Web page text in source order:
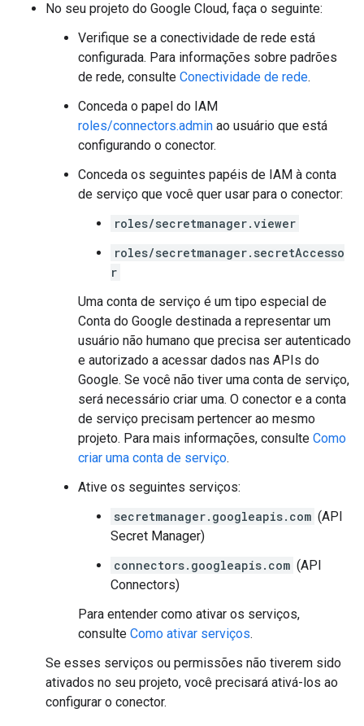
No seu projeto do Google Cloud, faça o seguinte:
Verifique se a conectividade de rede está
configurada. Para informações sobre padrões
de rede, consulte Conectividade de rede.
Conceda o papel do IAM
roles/connectors.admin ao usuário que está
configurando o conector.
Conceda os seguintes papéis de IAM à conta
de serviço que você quer usar para o conector:
roles/secretmanager.viewer
roles/secretmanager.secretAccesso
r
Uma conta de serviço é um tipo especial de
Conta do Google destinada a representar um
usuário não humano que precisa ser autenticado
e autorizado a acessar dados nas APIs do
Google. Se você não tiver uma conta de serviço,
será necessário criar uma. O conector e a conta
de serviço precisam pertencer ao mesmo
projeto. Para mais informações, consulte Como
criar uma conta de serviço.
Ative os seguintes serviços:
secretmanager.googleapis.com (API
Secret Manager)
connectors.googleapis.com (API
Connectors)
Para entender como ativar os serviços,
consulte Como ativar serviços.
Se esses serviços ou permissões não tiverem sido
ativados no seu projeto, você precisará ativá-los ao
configurar o conector.